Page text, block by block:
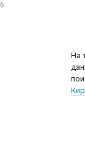
На